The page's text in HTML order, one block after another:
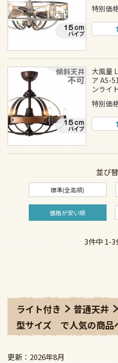
特別価
大風量
ア AS-
ンライ
特別価
並び
標準(全高順)
価格が安い順
3件中 1-3
ライト付き 普通天井
型サイズ で人気の商品
2026年8月